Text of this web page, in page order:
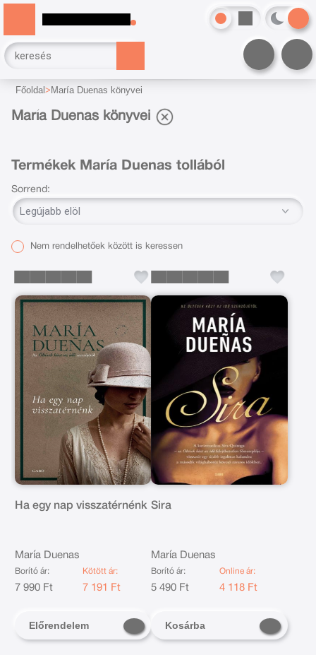
Főoldal María Duenas könyvei
María Duenas könyvei
Termékek María Duenas tollából
Sorrend:
Nem rendelhetőek között is keressen
Ha egy nap visszatérnénk
María Duenas
Borító ár:
7 990 Ft
Kötött ár:
7 191 Ft
Előrendelem
Sira
María Duenas
Borító ár:
5 490 Ft
Online ár:
4 118 Ft
Kosárba